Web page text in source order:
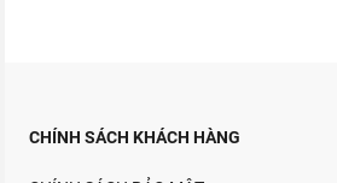
CHÍNH SÁCH KHÁCH HÀNG